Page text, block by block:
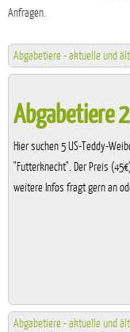
Anfragen.
Abgabetiere - aktuelle und
Abgabetiere
Hier suchen 5 US-Teddy-
"Futterknecht". Der Preis
weitere Infos fragt gern an
Abgabetiere - aktuelle und